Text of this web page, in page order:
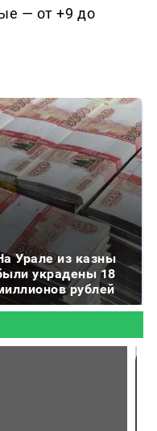
— от +9 до
Урале из казны
украдены 18
рублей